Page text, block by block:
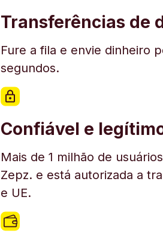
Transferências de
Fure a fila e envie dinheiro
segundos.
Confiável e
Mais de 1 milhão de
Zepz. e está autorizada a
e UE.